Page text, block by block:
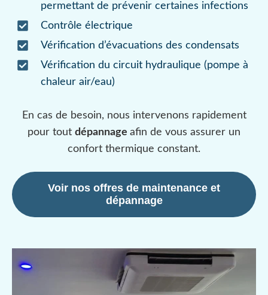
permettant de prévenir certaines infections
Contrôle électrique
Vérification d’évacuations des condensats
Vérification du circuit hydraulique (pompe à
chaleur air/eau)
En cas de besoin, nous intervenons rapidement
pour tout dépannage afin de vous assurer un
confort thermique constant.
Voir nos offres de maintenance et
dépannage